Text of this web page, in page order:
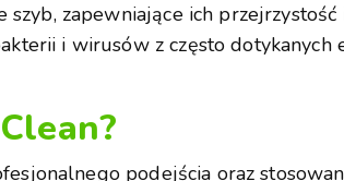
szyb, zapewniające ich
i wirusów z często dotykanych
podejścia oraz